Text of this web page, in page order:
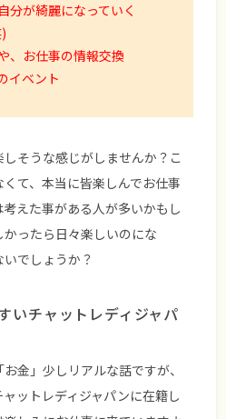
分が綺麗になっていく
、お仕事の情報交換
イベント
そうな感じがしませんか？こ
て、本当に皆楽しんでお仕事
えた事がある人が多いかもし
ったら日々楽しいのにな
でしょうか？
いチャットレディジャパ
金」少しリアルな話ですが、
ットレディジャパンに在籍し